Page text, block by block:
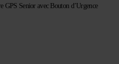
GPS Senior avec Bouton d’Urgence